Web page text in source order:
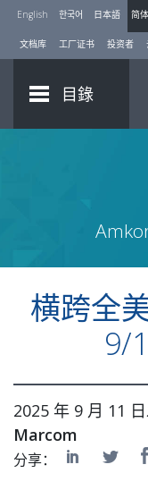
English 한국어 日本語 简
文档库 工厂证书 投资者
目錄
横跨全
9/
2025 年 9 月 11
Marcom
分享：